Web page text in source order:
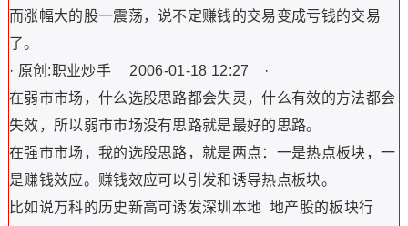
而涨幅大的股一震荡，说不定赚钱的交易变成亏钱的交易
了。
· 原创:职业炒手 2006-01-18 12:27 ·
在弱市市场，什么选股思路都会失灵，什么有效的方法都会
失效，所以弱市市场没有思路就是最好的思路。
在强市市场，我的选股思路，就是两点：一是热点板块，一
是赚钱效应。赚钱效应可以引发和诱导热点板块。
比如说万科的历史新高可诱发深圳本地 地产股的板块行